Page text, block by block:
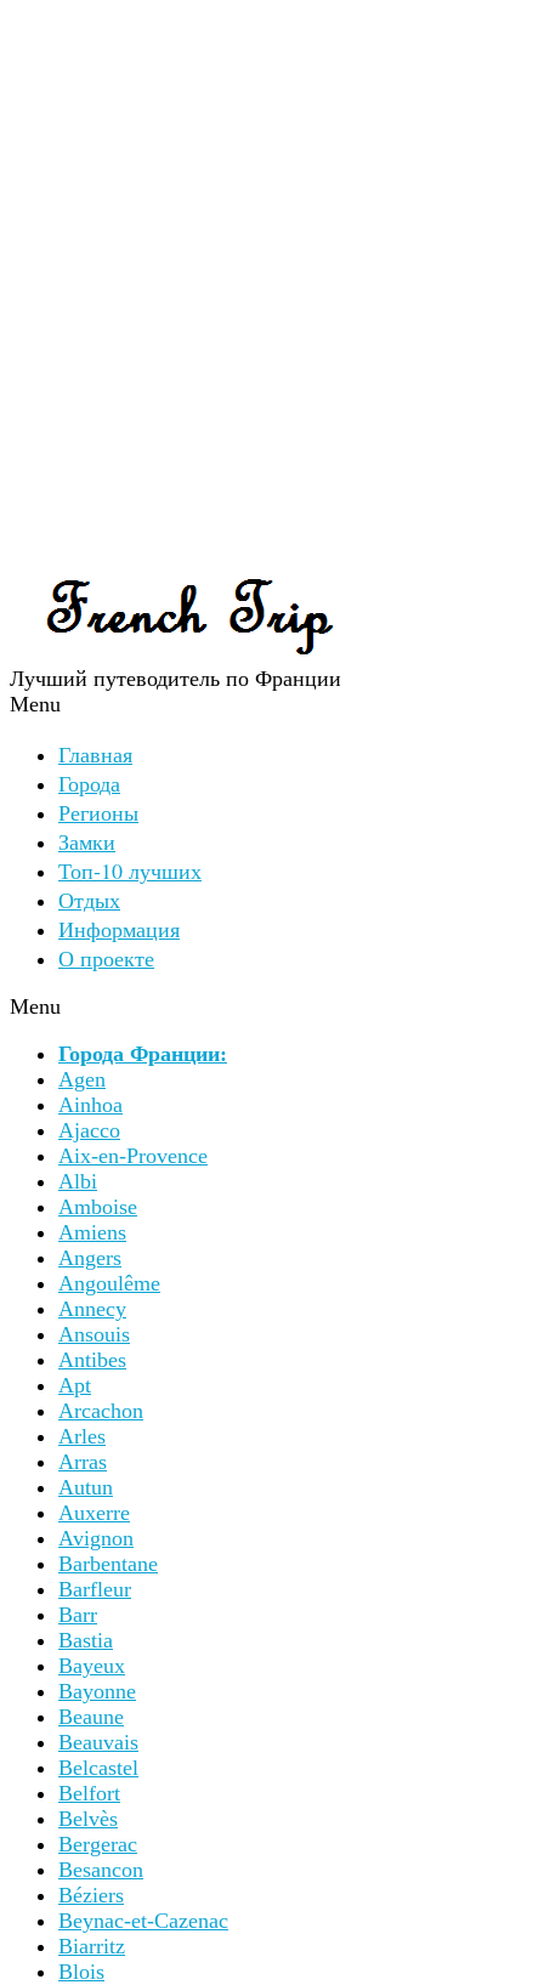
Лучший путеводитель по Франции
Menu
Главная
Города
Регионы
Замки
Топ-10 лучших
Отдых
Информация
О проекте
Menu
Города Франции:
Agen
Ainhoa
Ajacco
Aix-en-Provence
Albi
Amboise
Amiens
Angers
Angoulême
Annecy
Ansouis
Antibes
Apt
Arcachon
Arles
Arras
Autun
Auxerre
Avignon
Barbentane
Barfleur
Barr
Bastia
Bayeux
Bayonne
Beaune
Beauvais
Belcastel
Belfort
Belvès
Bergerac
Besancon
Béziers
Beynac-et-Cazenac
Biarritz
Blois